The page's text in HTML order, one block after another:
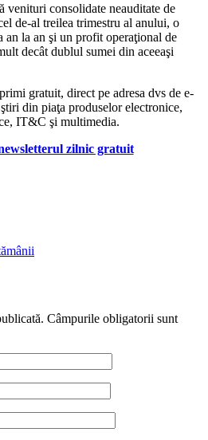
venituri consolidate neauditate de
de-al treilea trimestru al anului, o
an la an şi un profit operaţional de
decât dublul sumei din aceeaşi
gratuit, direct pe adresa dvs de e-
din piaţa produselor electronice,
IT&C şi multimedia.
zilnic gratuit
Câmpurile obligatorii sunt